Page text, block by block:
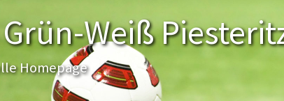
Grün-Weiß
Homepage